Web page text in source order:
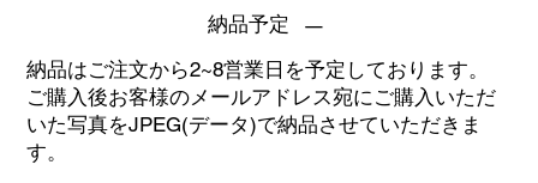
納品予定
納品はご注文から2~8営業日を予定しております。
ご購入後お客様のメールアドレス宛にご購入いただ
いた写真をJPEG(データ)で納品させていただきま
す。